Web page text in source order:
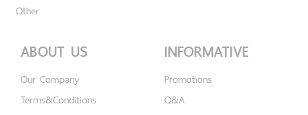
Other
ABOUT US
Our Company
Terms&Conditions
INFORMATIVE
Promotions
Q&A